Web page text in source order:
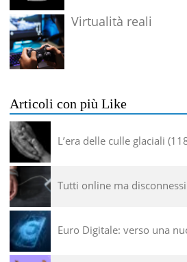
Virtualità reali
Articoli con più Like
L’era delle culle glaciali
Tutti online ma disconnessi
Euro Digitale: verso una